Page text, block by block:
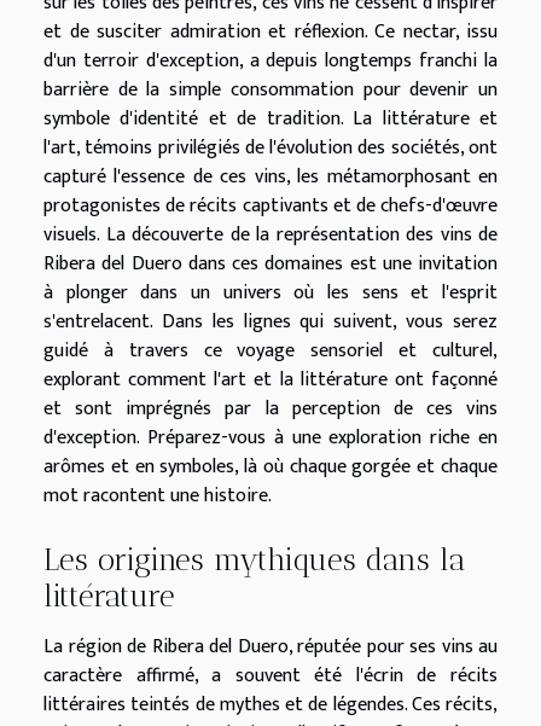
et de susciter admiration et réflexion. Ce nectar, issu
d'un terroir d'exception, a depuis longtemps franchi la
barrière de la simple consommation pour devenir un
symbole d'identité et de tradition. La littérature et
l'art, témoins privilégiés de l'évolution des sociétés, ont
capturé l'essence de ces vins, les métamorphosant en
protagonistes de récits captivants et de chefs-d'œuvre
visuels. La découverte de la représentation des vins de
Ribera del Duero dans ces domaines est une invitation
à plonger dans un univers où les sens et l'esprit
s'entrelacent. Dans les lignes qui suivent, vous serez
guidé à travers ce voyage sensoriel et culturel,
explorant comment l'art et la littérature ont façonné
et sont imprégnés par la perception de ces vins
d'exception. Préparez-vous à une exploration riche en
arômes et en symboles, là où chaque gorgée et chaque
mot racontent une histoire.
Les origines mythiques dans la
littérature
La région de Ribera del Duero, réputée pour ses vins au
caractère affirmé, a souvent été l'écrin de récits
littéraires teintés de mythes et de légendes. Ces récits,